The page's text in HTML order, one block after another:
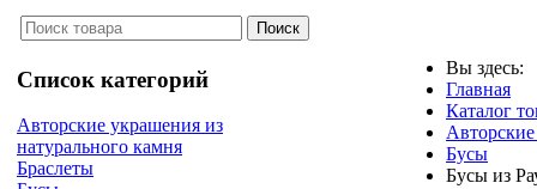
Список категорий
Авторские украшения из
натурального камня
Браслеты
Вы здесь:
Главная
Каталог
Бусы
Бусы из